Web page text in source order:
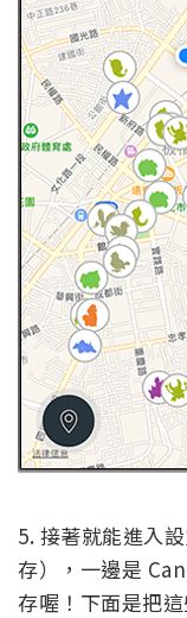
5. 接著就能進入
存），一邊是
存喔！下面是把